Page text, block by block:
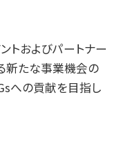
トおよびパートナー
新たな事業機会の
への貢献を目指し